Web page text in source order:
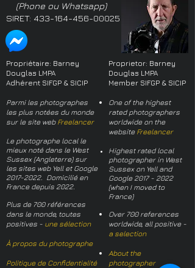
(Phone ou Whatsapp)
SIRET: 433-164-456-00025
Propriétaire: Barney
Douglas LMPA
Adhérent SIFGP & SICIP
Parmi les photographes
les plus notées du monde
sur le site web Freelancer
Le photographe local le
mieux noté dans le West
Sussex (Angleterre) sur
les sites web Yell et Google
2017-2022. Domicilié en
France depuis 2022.
Plus de 700 références
dans le monde, toutes
positives - une sélection
À propos du photographe
Politique de Confidentialité
Proprietor: Barney
Douglas LMPA
Member SIFGP & SICIP
One of the highest
rated photographers
worldwide on the
website Freelancer
Highest rated local
photographer in West
Sussex on Yell and
Google 2017 - 2022
(when I moved to
France)
Over 700 references
worldwide, all positive -
a selection
About the
photographer